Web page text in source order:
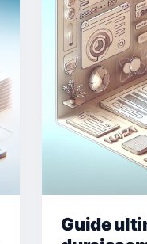
Guide